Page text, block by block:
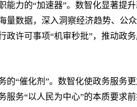
力的“加速器”。数智化显著提升
量数据，深入洞察经济趋势、公
政许可事项“机审秒批”，推动政
“催化剂”。数智化使政务服务更
服务“以人民为中心”的本质要求